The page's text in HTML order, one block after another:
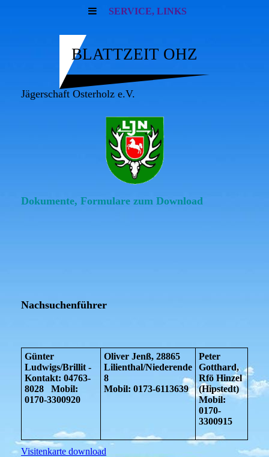
SERVICE, LINKS
BLATTZEIT OHZ
Jägerschaft Osterholz e.V.
Dokumente, Formulare zum Download
Nachsuchenführer
Günter
Ludwigs/Brillit -
Kontakt: 04763-
8028 Mobil:
0170-3300920
Oliver Jenß, 28865
Lilienthal/Niederende
8
Mobil: 0173-6113639
Peter
Gotthard,
Rfö Hinzel
(Hipstedt)
Mobil:
0170-
3300915
Visitenkarte download